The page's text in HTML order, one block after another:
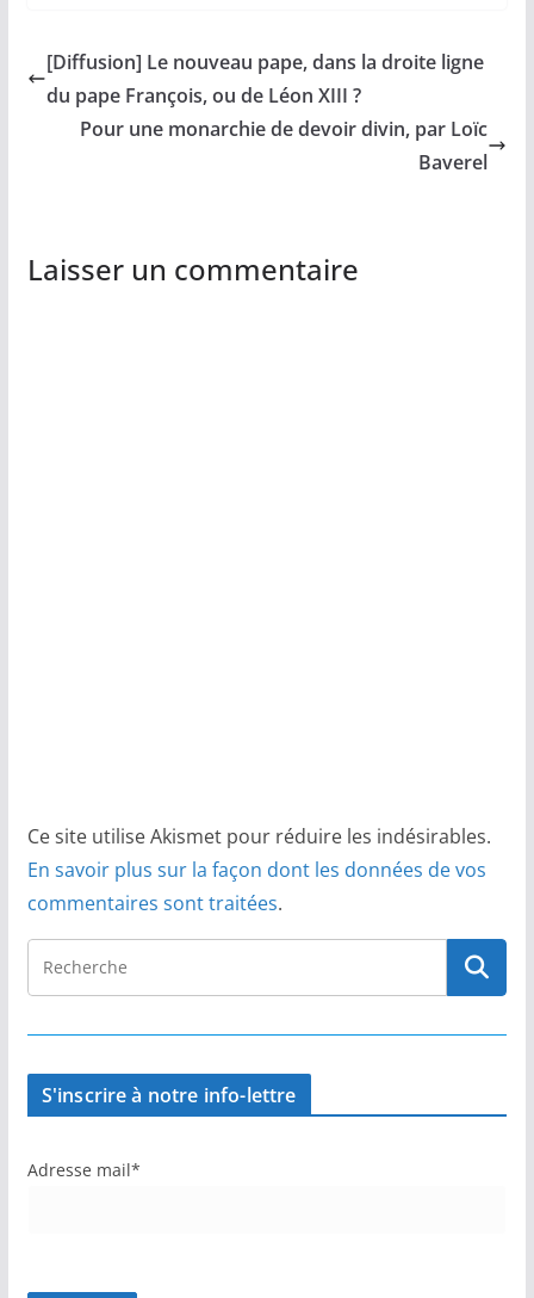
[Diffusion] Le nouveau pape, dans la droite ligne
du pape François, ou de Léon XIII ?
Pour une monarchie de devoir divin, par Loïc
Baverel
Laisser un commentaire
Ce site utilise Akismet pour réduire les indésirables.
En savoir plus sur la façon dont les données de vos
commentaires sont traitées.
S'inscrire à notre info-lettre
Adresse mail*